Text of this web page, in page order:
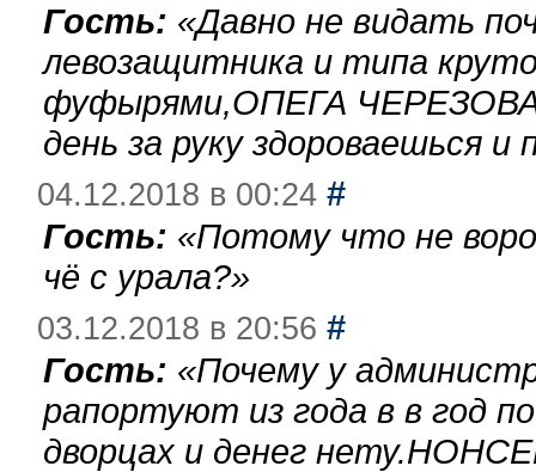
Гость: «Давно не видать
левозащитника и типа
фуфырями,ОПЕГА
день за руку здороваешься
04.12.2018 в 00:24 #
Гость: «Потому что не
чё с урала?»
03.12.2018 в 20:56 #
Гость: «Почему у
рапортуют из года в в год
дворцах и денег